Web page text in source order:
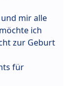
mir alle
ich
zur Geburt
für